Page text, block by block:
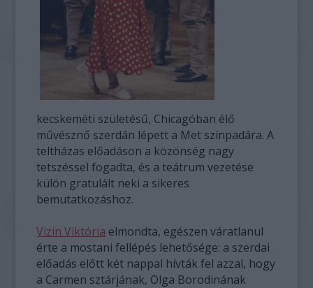
kecskeméti születésű, Chicagóban élő
művésznő szerdán lépett a Met színpadára. A
teltházas előadáson a közönség nagy
tetszéssel fogadta, és a teátrum vezetése
külön gratulált neki a sikeres
bemutatkozáshoz.
Vizin Viktória elmondta, egészen váratlanul
érte a mostani fellépés lehetősége: a szerdai
előadás előtt két nappal hívták fel azzal, hogy
a Carmen sztárjának, Olga Borodinának